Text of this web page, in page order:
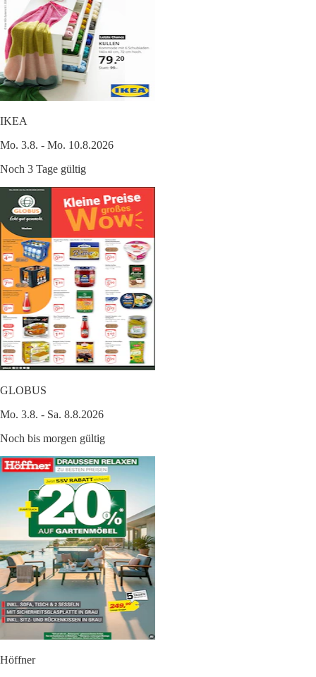
IKEA
Mo. 3.8. - Mo. 10.8.2026
Noch 3 Tage gültig
GLOBUS
Mo. 3.8. - Sa. 8.8.2026
Noch bis morgen gültig
Höffner